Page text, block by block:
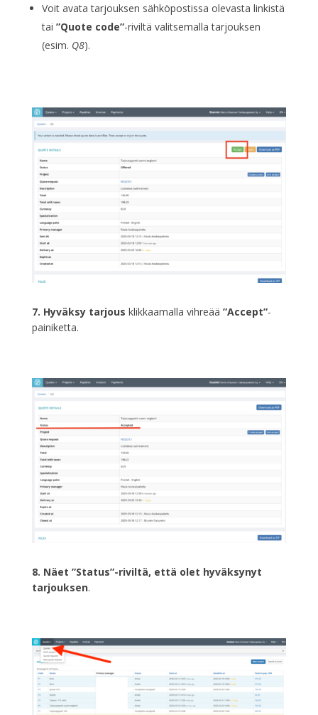
Voit avata tarjouksen sähköpostissa olevasta linkistä
tai ”Quote code”-riviltä valitsemalla tarjouksen
(esim. Q8).
7. Hyväksy tarjous klikkaamalla vihreää ”Accept”-
painiketta.
8. Näet ”Status”-riviltä, että olet hyväksynyt
tarjouksen.